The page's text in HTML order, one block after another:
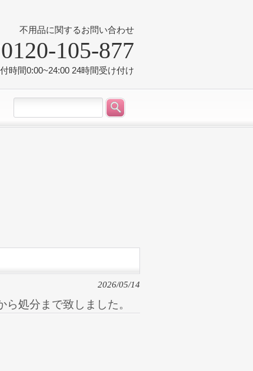
不用品に関するお問い合わせ
0120-105-877
時間0:00~24:00 24時間受け付け
2026/05/14
処分まで致しました。